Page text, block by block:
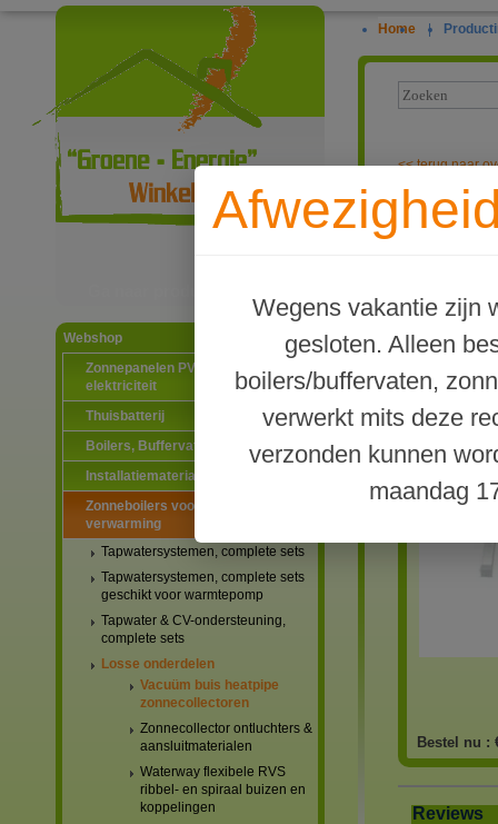
Webshop
Zonnepanelen PV-systemen
elektriciteit
Thuisbatterij
Boilers, Buffervaten en toebehoren
Installatiematerialen
Zonneboilers voor warmtapwater en
verwarming
Tapwatersystemen, complete sets
Tapwatersystemen, complete sets
geschikt voor warmtepomp
Tapwater & CV-ondersteuning,
complete sets
Losse onderdelen
Vacuüm buis heatpipe
zonnecollectoren
Zonnecollector ontluchters &
aansluitmaterialen
Waterway flexibele RVS
ribbel- en spiraal buizen en
koppelingen
Home |
Wegens vakantie zijn
gesloten. Alleen
boilers/buffervaten,
verwerkt mits deze
verzonden kunnen
maandag
<<terug naar
15°
pannendak.
Bestel nu :
Reviews